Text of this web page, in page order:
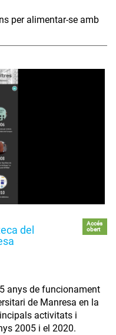
per alimentar-se amb
del
Accés
obert
anys de funcionament
de Manresa en la
activitats i
2005 i el 2020.